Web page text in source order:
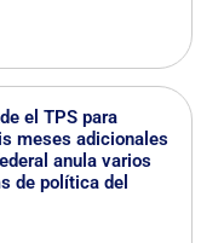
el TPS para
meses adicionales
anula varios
de política del